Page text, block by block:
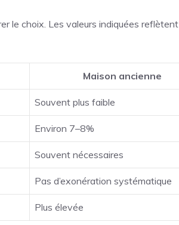
le choix. Les valeurs indiquées reflètent
Maison ancienne
Souvent plus faible
Environ 7–8%
Souvent nécessaires
Pas d’exonération systématique
Plus élevée